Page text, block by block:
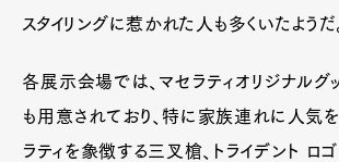
スタイリングに惹かれた人も多くいたようだ
各展示会場では、マセラティオリジナルグ
も用意されており、特に家族連れに人気
ラティを象徴する三叉槍、トライデント ロ